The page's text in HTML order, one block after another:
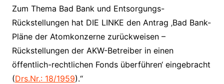
Zum Thema Bad Bank und Entsorgungs-
Rückstellungen hat DIE LINKE den Antrag ‚Bad Bank-
Pläne der Atomkonzerne zurückweisen –
Rückstellungen der AKW-Betreiber in einen
öffentlich-rechtlichen Fonds überführen‘ eingebracht
(Drs.Nr.: 18/1959).“